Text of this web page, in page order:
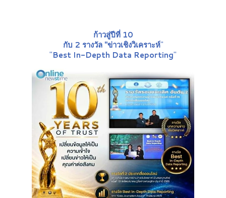
ก้าวสู่ปีที่ 10
กับ 2 รางวัล "ข่าวเชิงวิเคราะห์"
"Best In-Depth Data Reporting"